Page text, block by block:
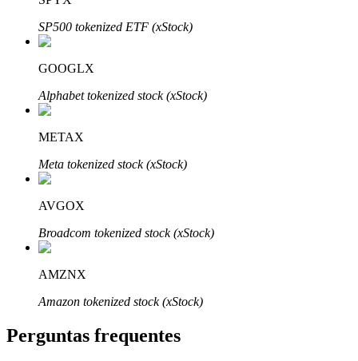
Parceiros Bitrue
Afiliados Bitrue
Até 65% de comissões!
SP500 tokenized ETF (xStock)
GOOGLX
Alphabet tokenized stock (xStock)
METAX
Meta tokenized stock (xStock)
AVGOX
Broadcom tokenized stock (xStock)
AMZNX
Amazon tokenized stock (xStock)
Perguntas frequentes